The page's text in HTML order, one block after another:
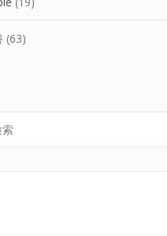
(63)